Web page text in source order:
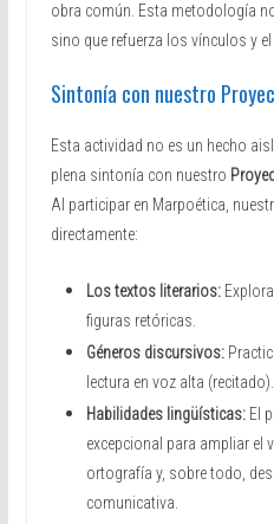
obra común. Esta metodología
sino que refuerza los vínculos y
Sintonía con nuestro
Esta actividad no es un hecho
plena sintonía con nuestro
Al participar en Marpoética,
directamente:
Los textos literarios:
figuras retóricas.
Géneros discursivos:
lectura en voz alta (recitado).
Habilidades lingüísticas:El
excepcional para ampliar el
ortografía y, sobre todo,
comunicativa.